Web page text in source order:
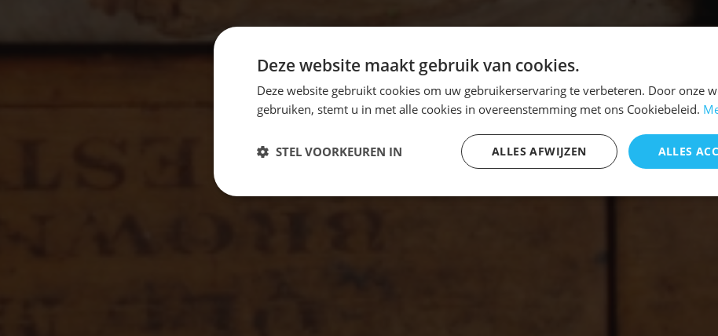
Deze website maakt gebruik van cookies.
Deze website gebruikt cookies om uw gebruikerservaring te verbeteren. Door onze
gebruiken, stemt u in met alle cookies in overeenstemming met ons Cookiebeleid.
ALLES
ALLES AFWIJZEN
STEL VOORKEUREN IN